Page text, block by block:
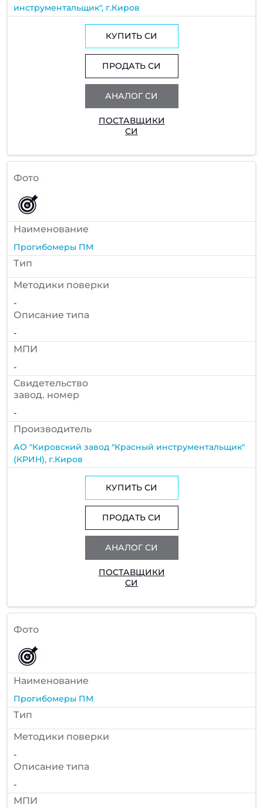
инструментальщик", г.Киров
КУПИТЬ СИ
ПРОДАТЬ СИ
АНАЛОГ СИ
ПОСТАВЩИКИ
СИ
Фото
Наименование
Прогибомеры ПМ
Тип
Методики поверки
-
Описание типа
-
МПИ
-
Cвидетельство
завод. номер
-
Производитель
АО "Кировский завод "Красный инструментальщик"
(КРИН), г.Киров
КУПИТЬ СИ
ПРОДАТЬ СИ
АНАЛОГ СИ
ПОСТАВЩИКИ
СИ
Фото
Наименование
Прогибомеры ПМ
Тип
Методики поверки
-
Описание типа
-
МПИ